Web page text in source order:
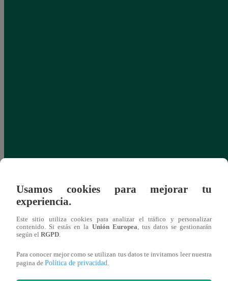
Usamos cookies para mejorar tu
experiencia.
Este sitio utiliza cookies para analizar el tráfico y personalizar
contenido. Si estás en la Unión Europea, tus datos se gestionarán
según el RGPD.
Para conocer mejor como se utilizan tus datos te invitamos leer nuestra
pagina de Política de privacidad.